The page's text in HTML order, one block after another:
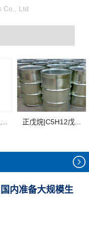
Co., Ltd
正戊烷|C5H12戊...
内准备大规模生